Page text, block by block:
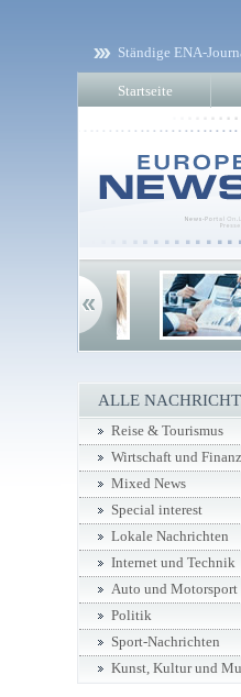
Ständige ENA-
Startseite
ALLE
Reise & Tourismus
Wirtschaft und
Mixed News
Special interest
Lokale Nachrichten
Internet und Technik
Auto und Motorsport
Politik
Sport-Nachrichten
Kunst, Kultur und